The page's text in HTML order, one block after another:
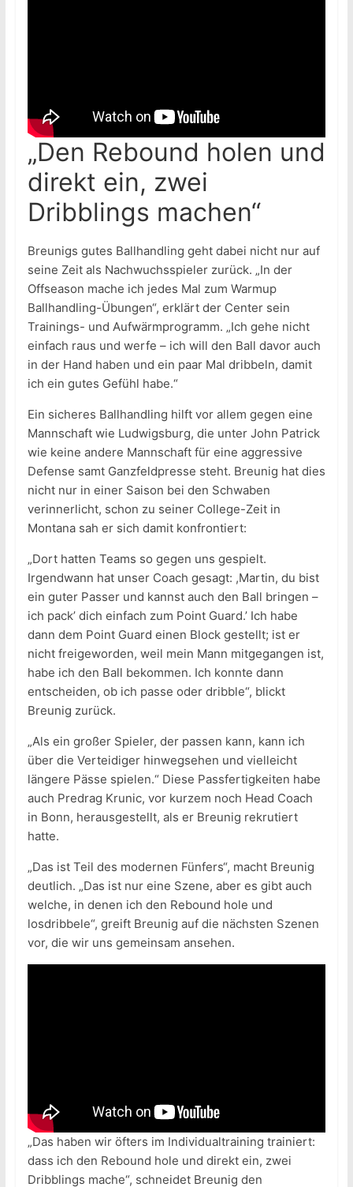
„Den Rebound holen und
direkt ein, zwei
Dribblings machen“
Breunigs gutes Ballhandling geht dabei nicht nur auf
seine Zeit als Nachwuchsspieler zurück. „In der
Offseason mache ich jedes Mal zum Warmup
Ballhandling-Übungen“, erklärt der Center sein
Trainings- und Aufwärmprogramm. „Ich gehe nicht
einfach raus und werfe – ich will den Ball davor auch
in der Hand haben und ein paar Mal dribbeln, damit
ich ein gutes Gefühl habe.“
Ein sicheres Ballhandling hilft vor allem gegen eine
Mannschaft wie Ludwigsburg, die unter John Patrick
wie keine andere Mannschaft für eine aggressive
Defense samt Ganzfeldpresse steht. Breunig hat dies
nicht nur in einer Saison bei den Schwaben
verinnerlicht, schon zu seiner College-Zeit in
Montana sah er sich damit konfrontiert:
„Dort hatten Teams so gegen uns gespielt.
Irgendwann hat unser Coach gesagt: ,Martin, du bist
ein guter Passer und kannst auch den Ball bringen –
ich pack’ dich einfach zum Point Guard.’ Ich habe
dann dem Point Guard einen Block gestellt; ist er
nicht freigeworden, weil mein Mann mitgegangen ist,
habe ich den Ball bekommen. Ich konnte dann
entscheiden, ob ich passe oder dribble“, blickt
Breunig zurück.
„Als ein großer Spieler, der passen kann, kann ich
über die Verteidiger hinwegsehen und vielleicht
längere Pässe spielen.“ Diese Passfertigkeiten habe
auch Predrag Krunic, vor kurzem noch Head Coach
in Bonn, herausgestellt, als er Breunig rekrutiert
hatte.
„Das ist Teil des modernen Fünfers“, macht Breunig
deutlich. „Das ist nur eine Szene, aber es gibt auch
welche, in denen ich den Rebound hole und
losdribbele“, greift Breunig auf die nächsten Szenen
vor, die wir uns gemeinsam ansehen.
„Das haben wir öfters im Individualtraining trainiert:
dass ich den Rebound hole und direkt ein, zwei
Dribblings mache“, schneidet Breunig den